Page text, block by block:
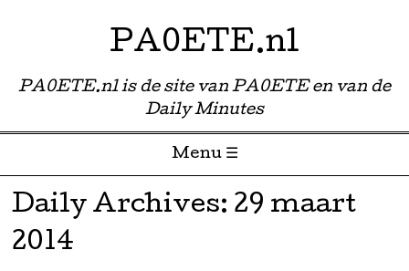
PA0ETE.nl
PA0ETE.nl is de site van PA0ETE en van de
Daily Minutes
Menu ☰
Skip to content
Daily Archives: 29 maart
2014